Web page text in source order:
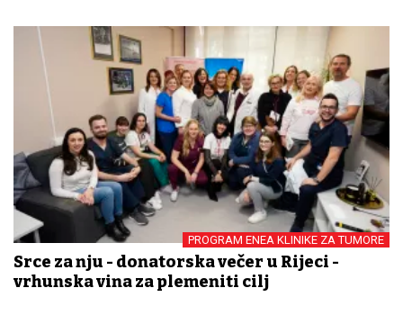
PROGRAM ENEA KLINIKE ZA TUMORE
Srce za nju - donatorska večer u Rijeci -
vrhunska vina za plemeniti cilj